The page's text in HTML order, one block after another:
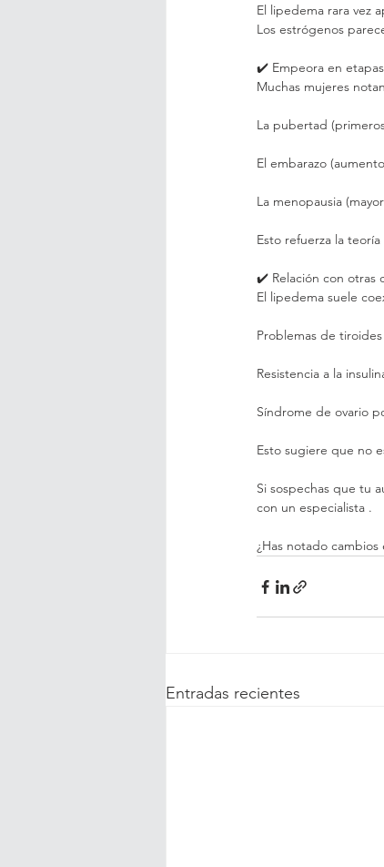
El lipedema rara vez
Los estrógenos
✔️ Empeora en
Muchas mujeres
La pubertad
El embarazo
La menopausia
Esto refuerza la
✔️ Relación con otras
El lipedema suele
Problemas de
Resistencia a la
Síndrome de ovario
Esto sugiere que no
Si sospechas que tu
con un especialista .
¿Has notado
Entradas recientes